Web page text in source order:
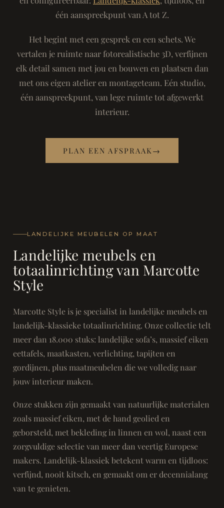
één aanspreekpunt van A tot Z.
Het begint met een gesprek en een schets. We
vertalen je ruimte naar fotorealistische 3D, verfijnen
elk detail samen met jou en bouwen en plaatsen dan
met ons eigen atelier en montageteam. Eén studio,
één aanspreekpunt, van lege ruimte tot afgewerkt
interieur.
PLAN EEN AFSPRAAK →
LANDELIJKE MEUBELEN OP MAAT
Landelijke meubels en
totaalinrichting van Marcotte
Style
Marcotte Style is je specialist in landelijke meubels en
landelijk-klassieke totaalinrichting. Onze collectie telt
meer dan 18.000 stuks: landelijke sofa’s, massief eiken
eettafels, maatkasten, verlichting, tapijten en
gordijnen, plus maatmeubelen die we volledig naar
jouw interieur maken.
Onze stukken zijn gemaakt van natuurlijke materialen
zoals massief eiken, met de hand geolied en
geborsteld, met bekleding in linnen en wol, naast een
zorgvuldige selectie van meer dan veertig Europese
makers. Landelijk-klassiek betekent warm en tijdloos:
verfijnd, nooit kitsch, en gemaakt om er decennialang
van te genieten.